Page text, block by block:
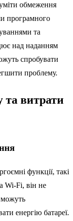
обмеження
програмного
та
над наданням
спробувати
проблему.
та витрати
функції, такі
Wi-Fi, він не
можуть
енергію батареї.